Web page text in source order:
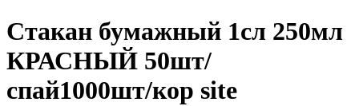
Стакан бумажный 1сл 250мл
КРАСНЫЙ 50шт/
спай1000шт/кор site